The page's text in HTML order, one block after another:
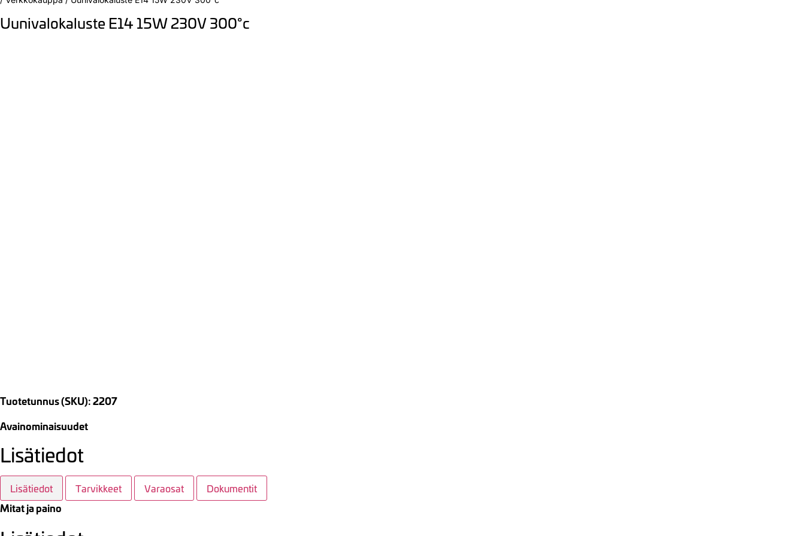
Uunivalokaluste E14 15W 230V 300°c
Tuotetunnus (SKU): 2207
Avainominaisuudet
Lisätiedot
Lisätiedot Tarvikkeet Varaosat Dokumentit
Mitat ja paino